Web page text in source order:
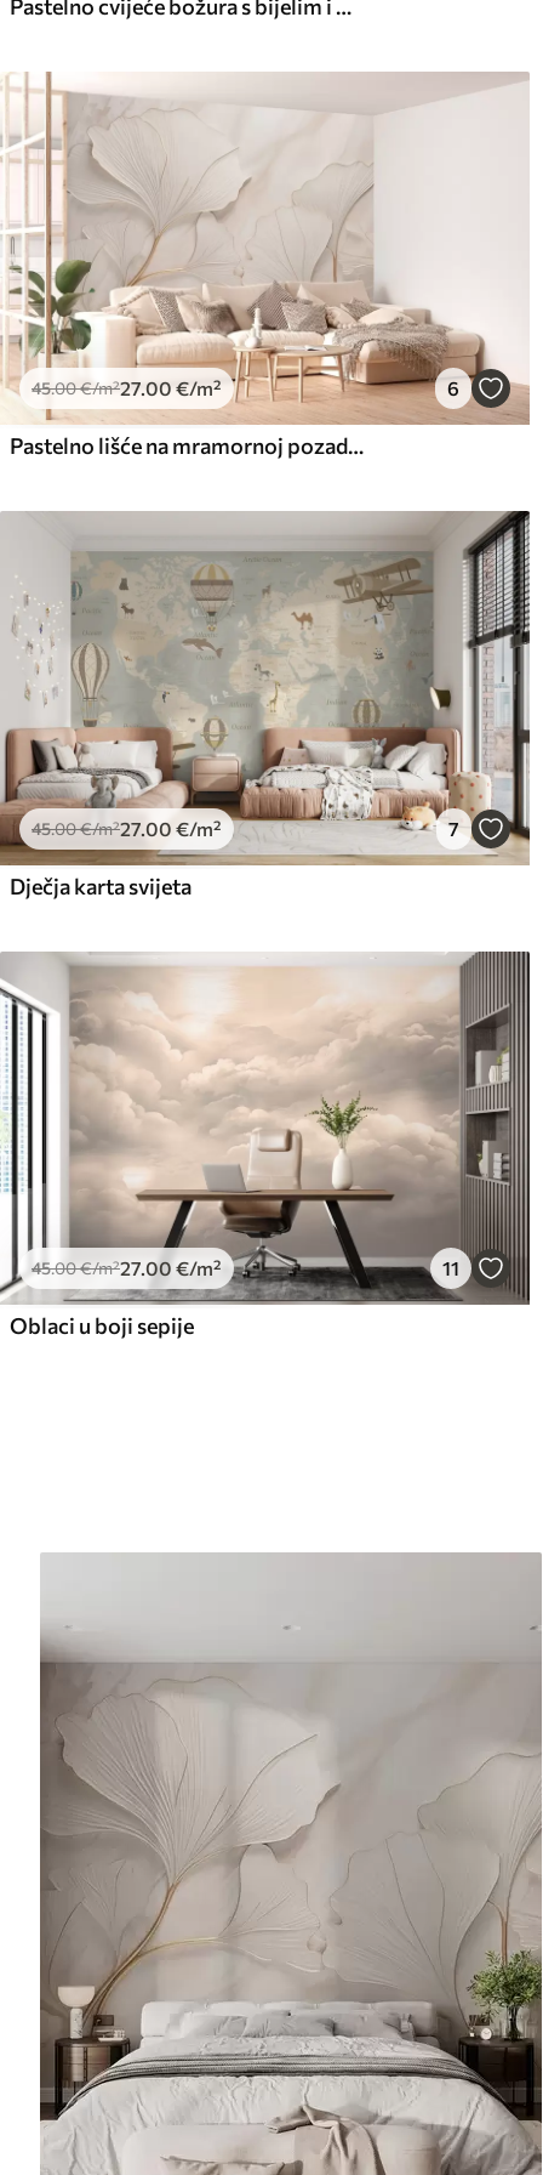
Pastelno cvijeće božura s bijelim i bež delikatnim laticama i bijelim linijama na svijetlo bež pozadini
45.00€/m²27.00 €/m² 6
Pastelno lišće na mramornoj pozadini u bež tonovima
45.00€/m²27 .00 €/m² 7
Dječja karta svijeta
45.00€/m²27.00 €/m² 11
Oblaci u boji sepije